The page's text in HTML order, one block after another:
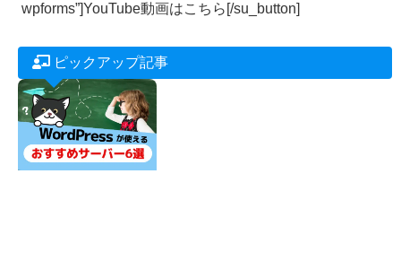
wpforms”]YouTube動画はこちら[/su_button]
ピックアップ記事